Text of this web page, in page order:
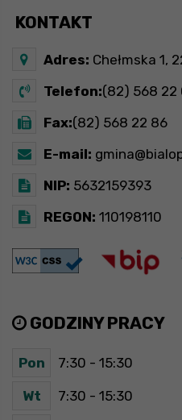
KONTAKT
Adres: Chełmska 1,
Telefon:(82) 568 22
Fax:(82) 568 22 86
E-mail:
NIP: 5632159393
REGON: 110198110
GODZINY PRACY
Pon 7:30 - 15:30
Wt 7:30 - 15:30